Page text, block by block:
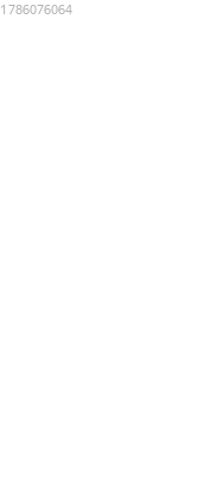
1786076064